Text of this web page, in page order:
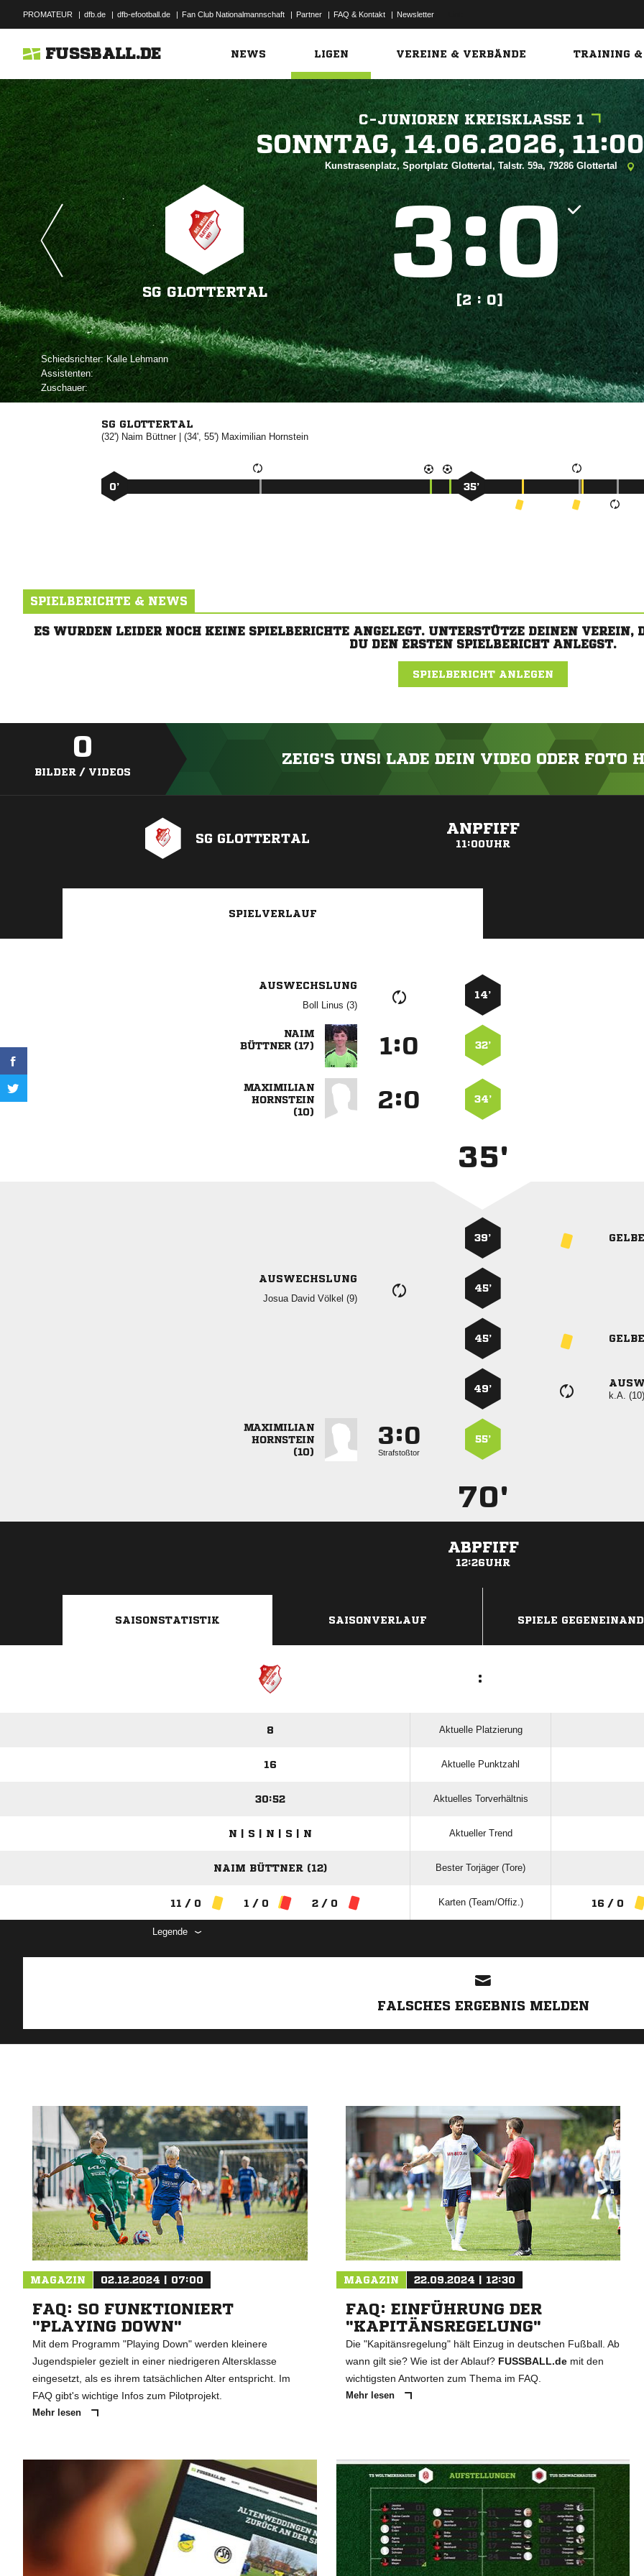
PROMATEUR | dfb.de | dfb-efootball.de | Fan Club Nationalmannschaft | Partner | FAQ & Kontakt | Newsletter
FUSSBALL.DE NEWS LIGEN VEREINE & VERBÄNDE TRAINING &
C-JUNIOREN KREISKLASSE 1
 
Kunstrasenplatz, Sportplatz Glottertal, Talstr. 59a, 79286 Glottertal
SG GLOTTERTAL
:
[2 : 0]
Schiedsrichter: 
Assistenten:
Zuschauer:
SG GLOTTERTAL
(32')  | (34', 55') 
0’ 35’
SPIELBERICHTE & NEWS
ES WURDEN LEIDER NOCH KEINE SPIELBERICHTE ANGELEGT. UNTERSTÜTZE DEINEN
DU DEN ERSTEN SPIELBERICHT ANLEGST.
SPIELBERICHT ANLEGEN
0
BILDER / VIDEOS
ZEIG'S UNS! LADE DEIN VIDEO ODER FOTO
SG GLOTTERTAL
ANPFIFF
11:00UHR
SPIELVERLAUF
AUSWECHSLUNG
  
14’

 
: 32’



: 34’
35'
39’
AUSWECHSLUNG
   
45’
45’
49’
k.A. (10)



:
Strafstoßtor
55’
70'
ABPFIFF
12:26UHR
SAISONSTATISTIK SAISONVERLAUF SPIELE
:
8 Aktuelle Platzierung
16 Aktuelle Punktzahl
30:52 Aktuelles Torverhältnis
N | S | N | S | N Aktueller Trend
NAIM BÜTTNER (12) Bester Torjäger (Tore)
11 / 0 1 / 0 2 / 0 Karten (Team/Offiz.) 16 / 0
Legende
FALSCHES ERGEBNIS MELDEN
MAGAZIN 02.12.2024 | 07:00
FAQ: SO FUNKTIONIERT
"PLAYING DOWN"
Mit dem Programm "Playing Down" werden kleinere
Jugendspieler gezielt in einer niedrigeren Altersklasse
eingesetzt, als es ihrem tatsächlichen Alter entspricht. Im
FAQ gibt's wichtige Infos zum Pilotprojekt.
Mehr lesen
MAGAZIN 22.09.2024 | 12:30
FAQ: EINFÜHRUNG DER
"KAPITÄNSREGELUNG"
Die "Kapitänsregelung" hält Einzug in deutschen Fußball. Ab
wann gilt sie? Wie ist der Ablauf? FUSSBALL.demit den
wichtigsten Antworten zum Thema im FAQ.
Mehr lesen